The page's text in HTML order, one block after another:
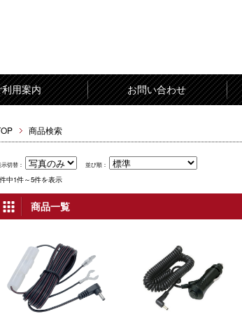
利用案内 お問い合わせ
商品検索
切替： 並び順：
中1件～5件を表示
商品一覧